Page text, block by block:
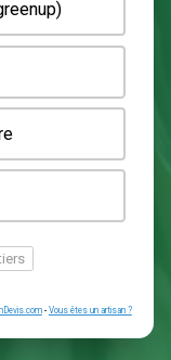
(22kW)
(7kW)
greenup)
prise
encore